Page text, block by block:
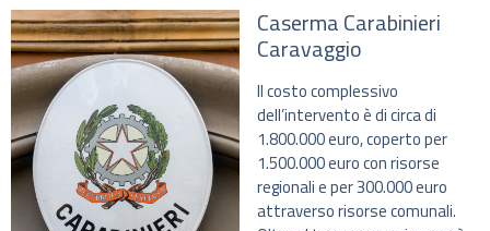
Caserma Carabinieri
Caravaggio
Il costo complessivo
dell’intervento è di circa di
1.800.000 euro, coperto per
1.500.000 euro con risorse
regionali e per 300.000 euro
attraverso risorse comunali.